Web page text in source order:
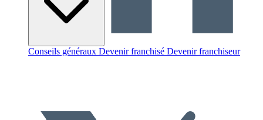
Conseils généraux Devenir franchisé Devenir franchiseur